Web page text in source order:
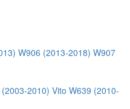
W906 (2013-2018) W907
2010) Vito W639 (2010-